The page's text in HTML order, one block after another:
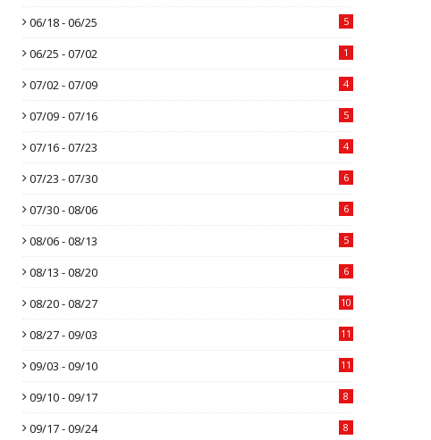
06/18 - 06/25 5
06/25 - 07/02 1
07/02 - 07/09 4
07/09 - 07/16 5
07/16 - 07/23 4
07/23 - 07/30 6
07/30 - 08/06 6
08/06 - 08/13 5
08/13 - 08/20 6
08/20 - 08/27 10
08/27 - 09/03 11
09/03 - 09/10 11
09/10 - 09/17 8
09/17 - 09/24 8